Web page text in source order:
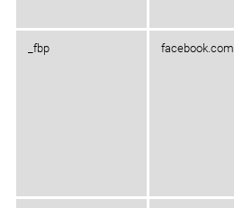
_fbp facebook.com